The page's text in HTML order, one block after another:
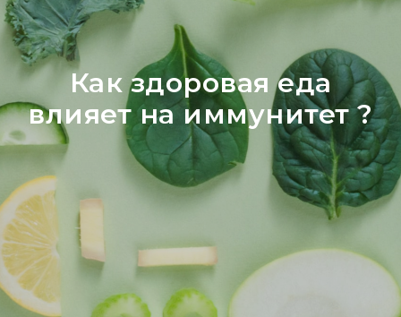
Как здоровая еда
влияет на иммунитет ?